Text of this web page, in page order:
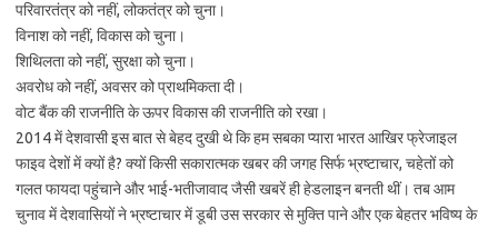
परिवारतंत्र को नहीं, लोकतंत्र को चुना।
विनाश को नहीं, विकास को चुना।
शिथिलता को नहीं, सुरक्षा को चुना।
अवरोध को नहीं, अवसर को प्राथमिकता दी।
वोट बैंक की राजनीति के ऊपर विकास की राजनीति को रखा।
2014 में देशवासी इस बात से बेहद दुखी थे कि हम सबका प्यारा भारत आखिर फ्रेजाइल
फाइव देशों में क्यों है? क्यों किसी सकारात्मक खबर की जगह सिर्फ भ्रष्टाचार, चहेतों को
गलत फायदा पहुंचाने और भाई-भतीजावाद जैसी खबरें ही हेडलाइन बनती थीं। तब आम
चुनाव में देशवासियों ने भ्रष्टाचार में डूबी उस सरकार से मुक्ति पाने और एक बेहतर भविष्य के